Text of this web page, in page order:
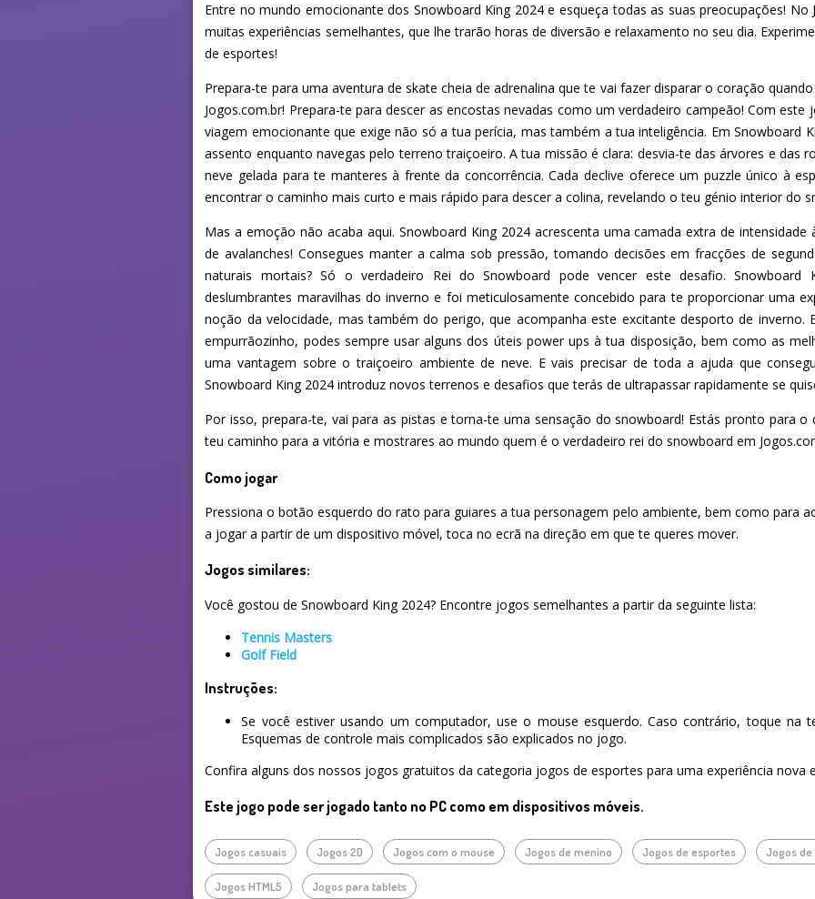
Entre no mundo emocionante dos Snowboard King 2024 e esqueça todas as suas preocupações!
muitas experiências semelhantes, que lhe trarão horas de diversão e relaxamento no seu dia.
de esportes!
Prepara-te para uma aventura de skate cheia de adrenalina que te vai fazer disparar o coração
Jogos.com.br! Prepara-te para descer as encostas nevadas como um verdadeiro campeão! Com
viagem emocionante que exige não só a tua perícia, mas também a tua inteligência. Em Snowboard
assento enquanto navegas pelo terreno traiçoeiro. A tua missão é clara: desvia-te das árvores e das
neve gelada para te manteres à frente da concorrência. Cada declive oferece um puzzle único à
encontrar o caminho mais curto e mais rápido para descer a colina, revelando o teu génio interior do
Mas a emoção não acaba aqui. Snowboard King 2024 acrescenta uma camada extra de
de avalanches! Consegues manter a calma sob pressão, tomando decisões em fracções de
naturais mortais? Só o verdadeiro Rei do Snowboard pode vencer este desafio. Snowboard
deslumbrantes maravilhas do inverno e foi meticulosamente concebido para te proporcionar uma
noção da velocidade, mas também do perigo, que acompanha este excitante desporto de inverno.
empurrãozinho, podes sempre usar alguns dos úteis power ups à tua disposição, bem como as
uma vantagem sobre o traiçoeiro ambiente de neve. E vais precisar de toda a ajuda que
Snowboard King 2024 introduz novos terrenos e desafios que terás de ultrapassar rapidamente se
Por isso, prepara-te, vai para as pistas e torna-te uma sensação do snowboard! Estás pronto para o
teu caminho para a vitória e mostrares ao mundo quem é o verdadeiro rei do snowboard em
Como jogar
Pressiona o botão esquerdo do rato para guiares a tua personagem pelo ambiente, bem como para
a jogar a partir de um dispositivo móvel, toca no ecrã na direção em que te queres mover.
Jogos similares:
Você gostou de Snowboard King 2024? Encontre jogos semelhantes a partir da seguinte lista:
Tennis Masters
Golf Field
Instruções:
Se você estiver usando um computador, use o mouse esquerdo. Caso contrário, toque na
Esquemas de controle mais complicados são explicados no jogo.
Confira alguns dos nossos jogos gratuitos da categoria jogos de esportes para uma experiência nova
Este jogo pode ser jogado tanto no PC como em dispositivos móveis.
Jogos casuais Jogos 2D Jogos com o mouse Jogos de menino Jogos de esportes Jogos
Jogos HTML5 Jogos para tablets